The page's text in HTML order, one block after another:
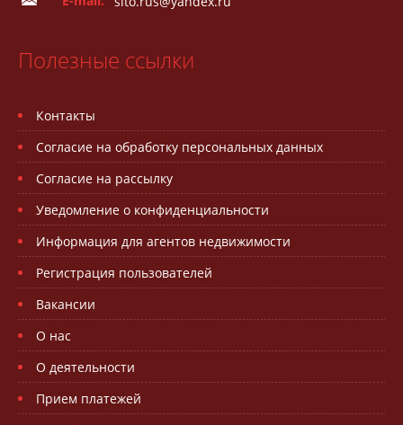
Полезные ссылки
Контакты
Согласие на обработку персональных данных
Согласие на рассылку
Уведомление о конфиденциальности
Информация для агентов недвижимости
Регистрация пользователей
Вакансии
О нас
О деятельности
Прием платежей